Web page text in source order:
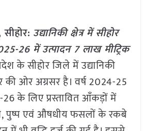
उद्यानिकी क्षेत्र में सीहोर
26 में उत्पादन 7 लाख मीट्रिक
के सीहोर जिले में उद्यानिकी
की ओर अग्रसर है। वर्ष 2024-25
के लिए प्रस्तावित आँकड़ों में
पुष्प एवं औषधीय फसलों के रकबे